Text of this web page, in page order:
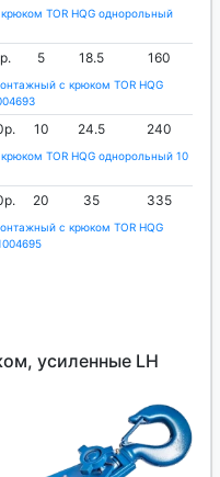
TOR HQG однорольный
5 18.5 160
с крюком TOR HQG
10 24.5 240
TOR HQG однорольный 10
20 35 335
с крюком TOR HQG
усиленные LH